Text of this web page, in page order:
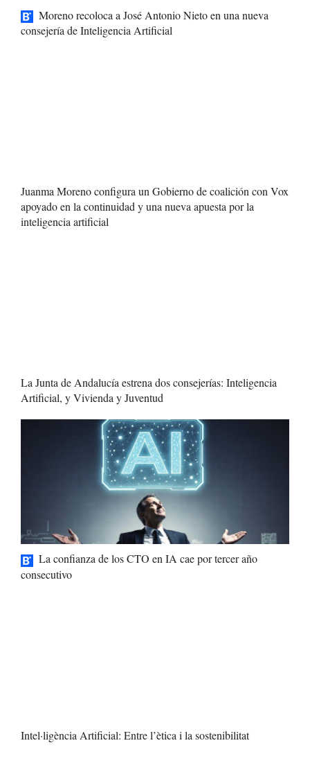
Moreno recoloca a José Antonio Nieto en una nueva
consejería de Inteligencia Artificial
Juanma Moreno configura un Gobierno de coalición con Vox
apoyado en la continuidad y una nueva apuesta por la
inteligencia artificial
La Junta de Andalucía estrena dos consejerías: Inteligencia
Artificial, y Vivienda y Juventud
La confianza de los CTO en IA cae por tercer año
consecutivo
Intel·ligència Artificial: Entre l’ètica i la sostenibilitat